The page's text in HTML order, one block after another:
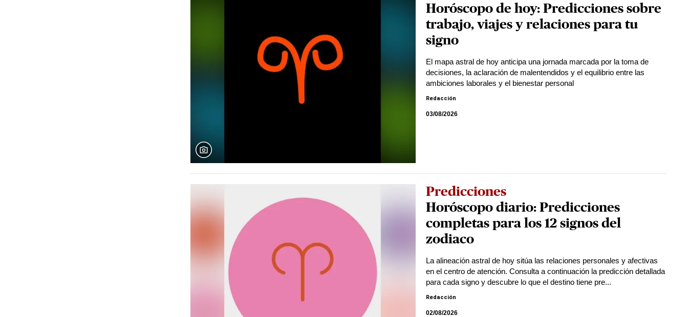
Horóscopo de hoy: Predicciones sobre
trabajo, viajes y relaciones para tu
signo
El mapa astral de hoy anticipa una jornada marcada por la toma de
decisiones, la aclaración de malentendidos y el equilibrio entre las
ambiciones laborales y el bienestar personal
Redacción
03/08/2026
Predicciones
Horóscopo diario: Predicciones
completas para los 12 signos del
zodiaco
La alineación astral de hoy sitúa las relaciones personales y afectivas
en el centro de atención. Consulta a continuación la predicción detallada
para cada signo y descubre lo que el destino tiene pre...
Redacción
02/08/2026